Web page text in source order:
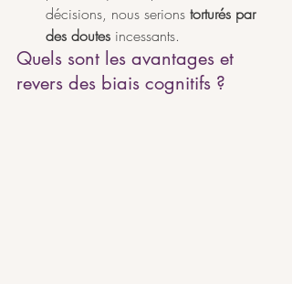
décisions, nous serions torturés par
des doutes incessants.
Quels sont les avantages et
revers des biais cognitifs ?